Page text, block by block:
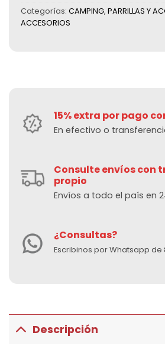
Categorías: CAMPING, PARRILLAS Y
ACCESORIOS
15% extra por pago
En efectivo o
Consulte envíos con
propio
Envíos a todo el país en
¿Consultas?
Escribinos por Whatsapp de
Descripción